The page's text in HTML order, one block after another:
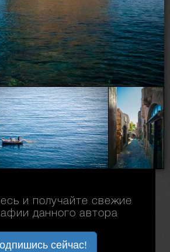
и получайте свежие
данного автора
сейчас!